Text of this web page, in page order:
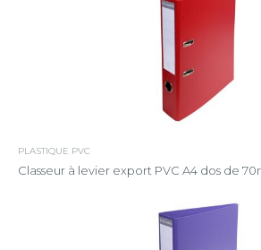
PLASTIQUE PVC
Classeur à levier export PVC A4 dos de